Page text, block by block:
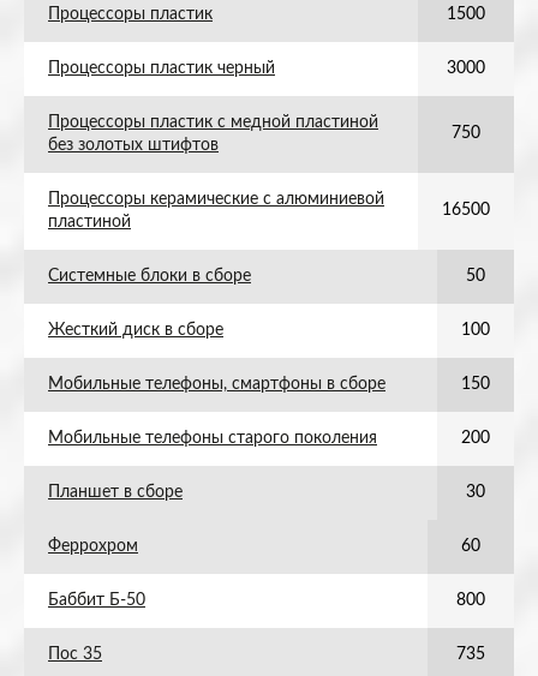
Процессоры пластик 1500
Процессоры пластик черный 3000
Процессоры пластик с медной пластиной
без золотых штифтов
750
Процессоры керамические с алюминиевой
пластиной
16500
Системные блоки в сборе 50
Жесткий диск в сборе 100
Мобильные телефоны, смартфоны в сборе 150
Мобильные телефоны старого поколения 200
Планшет в сборе 30
Феррохром 60
Баббит Б-50 800
Пос 35 735